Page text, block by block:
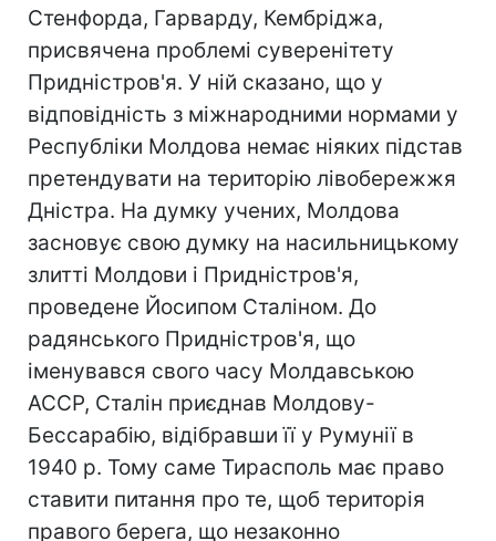
Стенфорда, Гарварду, Кембріджа,
присвячена проблемі суверенітету
Придністров'я. У ній сказано, що у
відповідність з міжнародними нормами у
Республіки Молдова немає ніяких підстав
претендувати на територію лівобережжя
Дністра. На думку учених, Молдова
засновує свою думку на насильницькому
злитті Молдови і Придністров'я,
проведене Йосипом Сталіном. До
радянського Придністров'я, що
іменувався свого часу Молдавською
АССР, Сталін приєднав Молдову-
Бессарабію, відібравши її у Румунії в
1940 р. Тому саме Тирасполь має право
ставити питання про те, щоб територія
правого берега, що незаконно